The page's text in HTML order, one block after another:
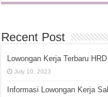
Recent Post
Lowongan Kerja Terbaru
July 10, 2023
Informasi Lowongan Kerja